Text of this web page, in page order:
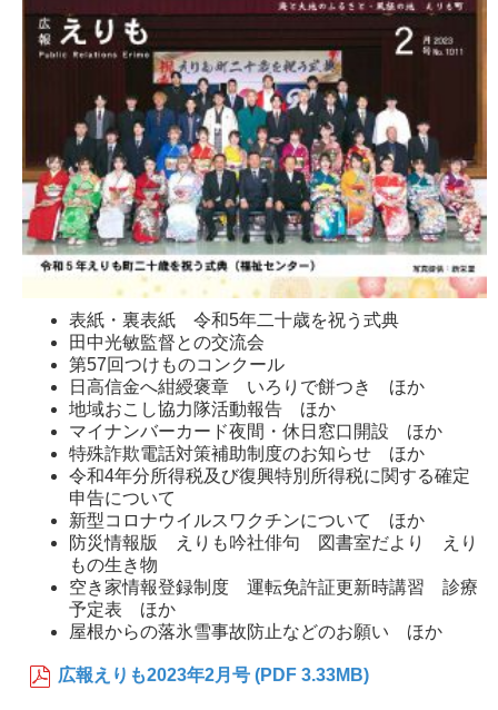
表紙・裏表紙 令和5年二十歳を祝う式典
田中光敏監督との交流会
第57回つけものコンクール
日高信金へ紺綬褒章 いろりで餅つき ほか
地域おこし協力隊活動報告 ほか
マイナンバーカード夜間・休日窓口開設 ほか
特殊詐欺電話対策補助制度のお知らせ ほか
令和4年分所得税及び復興特別所得税に関する確定
申告について
新型コロナウイルスワクチンについて ほか
防災情報版 えりも吟社俳句 図書室だより えり
もの生き物
空き家情報登録制度 運転免許証更新時講習 診療
予定表 ほか
屋根からの落氷雪事故防止などのお願い ほか
広報えりも2023年2月号 (PDF 3.33MB)